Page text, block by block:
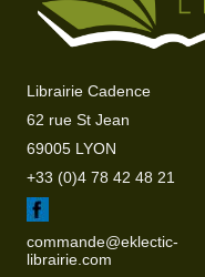
Librairie Cadence
62 rue St Jean
69005 LYON
+33 (0)4 78 42 48 21
commande@eklectic-
librairie.com